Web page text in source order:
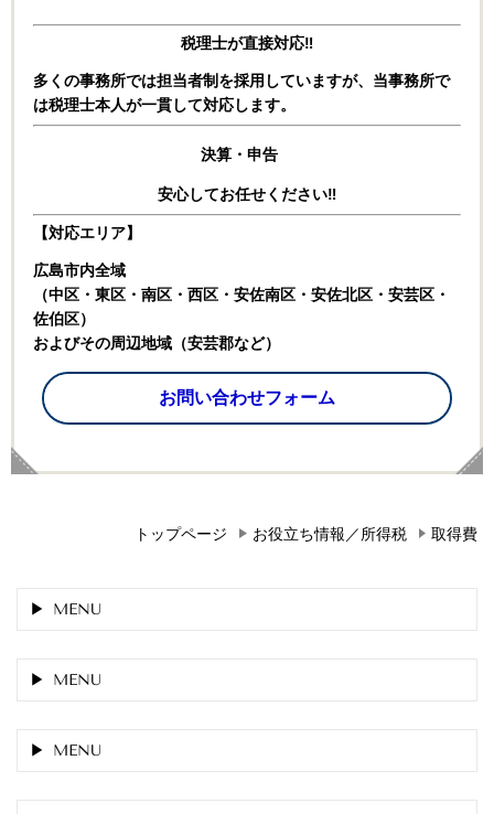
税理士が直接対応‼
多くの事務所では担当者制を採用していますが、 当事務所で
は税理士本人が一貫して対応します。
決算・申告
安心してお任せください‼
【対応エリア】
広島市内全域
（中区・東区・南区・西区・安佐南区・安佐北区・安芸区・
佐伯区）
およびその周辺地域（安芸郡など）
お問い合わせフォーム
トップページ お役立ち情報／所得税 取得費
MENU
MENU
MENU